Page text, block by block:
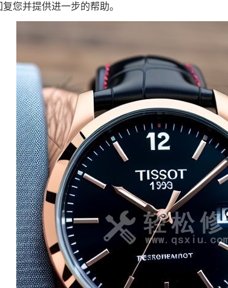
您并提供进一步的帮助。